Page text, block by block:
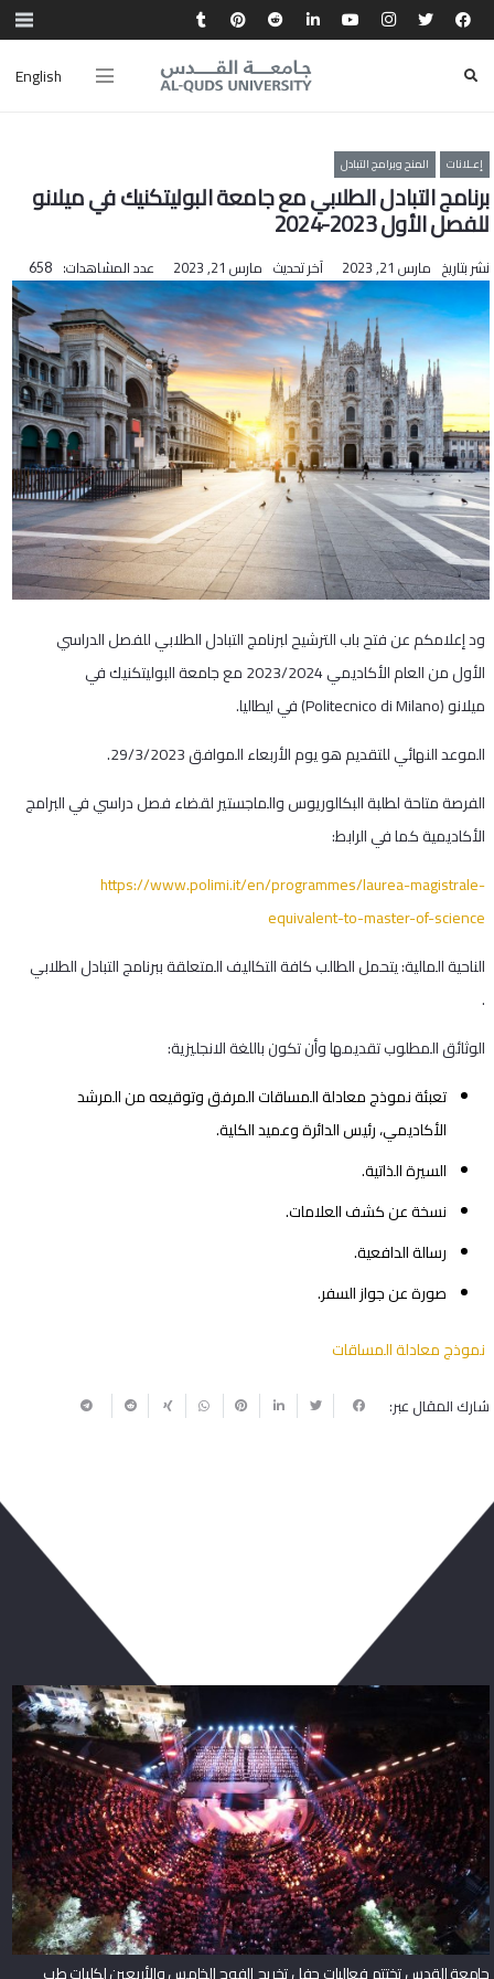
English
إعـلانات المنح وبرامج التبادل
للفصل الأول 2023-2024‎‎
نشر بتاريخ مارس 21, 2023 آخر تحديث مارس 21, 2023 عدد المشاهدات: 658
ود إعلامكم عن فتح باب الترشيح لبرنامج التبادل الطلابي للفصل الدراسي
الأول من العام الأكاديمي 2023/2024 مع جامعة البوليتكنيك في
ميلانو (Politecnico di Milano) في ايطاليا.
الموعد النهائي للتقديم هو يوم الأربعاء الموافق 29/3/2023.
الفرصة متاحة لطلبة البكالوريوس والماجستير لقضاء فصل دراسي في البرامج
الأكاديمية كما في الرابط:
https://www.polimi.it/en/programmes/laurea-magistrale-
equivalent-to-master-of-science
الناحية المالية: يتحمل الطالب كافة التكاليف المتعلقة ببرنامج التبادل الطلابي
.
الوثائق المطلوب تقديمها وأن تكون باللغة الانجليزية:
تعبئة نموذج معادلة المساقات المرفق وتوقيعه من المرشد
الأكاديمي، رئيس الدائرة وعميد الكلية.
السيرة الذاتية.
نسخة عن كشف العلامات.
رسالة الدافعية.
صورة عن جواز السفر.
نموذج معادلة المساقات
شارك المقال عبر: